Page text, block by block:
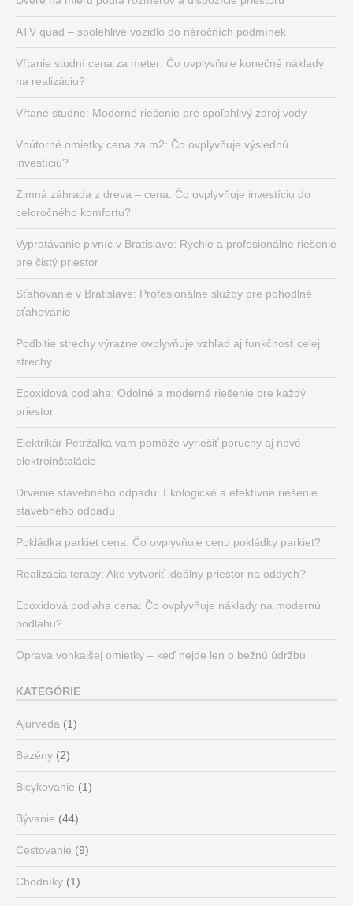
ATV quad – spolehlivé vozidlo do náročních podmínek
Vŕtanie studní cena za meter: Čo ovplyvňuje konečné náklady
na realizáciu?
Vŕtané studne: Moderné riešenie pre spoľahlivý zdroj vody
Vnútorné omietky cena za m2: Čo ovplyvňuje výslednú
investíciu?
Zimná záhrada z dreva – cena: Čo ovplyvňuje investíciu do
celoročného komfortu?
Vypratávanie pivníc v Bratislave: Rýchle a profesionálne riešenie
pre čistý priestor
Sťahovanie v Bratislave: Profesionálne služby pre pohodlné
sťahovanie
Podbitie strechy výrazne ovplyvňuje vzhľad aj funkčnosť celej
strechy
Epoxidová podlaha: Odolné a moderné riešenie pre každý
priestor
Elektrikár Petržalka vám pomôže vyriešiť poruchy aj nové
elektroinštalácie
Drvenie stavebného odpadu: Ekologické a efektívne riešenie
stavebného odpadu
Pokládka parkiet cena: Čo ovplyvňuje cenu pokládky parkiet?
Realizácia terasy: Ako vytvoriť ideálny priestor na oddych?
Epoxidová podlaha cena: Čo ovplyvňuje náklady na modernú
podlahu?
Oprava vonkajšej omietky – keď nejde len o bežnú údržbu
KATEGÓRIE
Ajurveda (1)
Bazény (2)
Bicykovanie (1)
Bývanie (44)
Cestovanie (9)
Chodníky (1)